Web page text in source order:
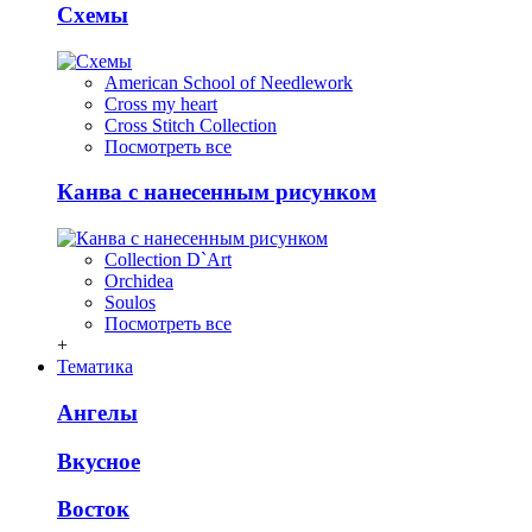
Схемы
American School of Needlework
Cross my heart
Cross Stitch Collection
Посмотреть все
Канва с нанесенным рисунком
Collection D`Art
Orchidea
Soulos
Посмотреть все
+
Тематика
Ангелы
Вкусное
Восток